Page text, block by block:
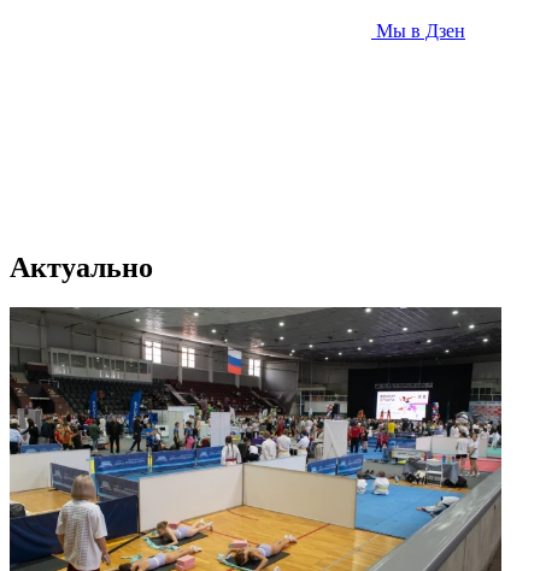
Мы в Дзен
Актуально